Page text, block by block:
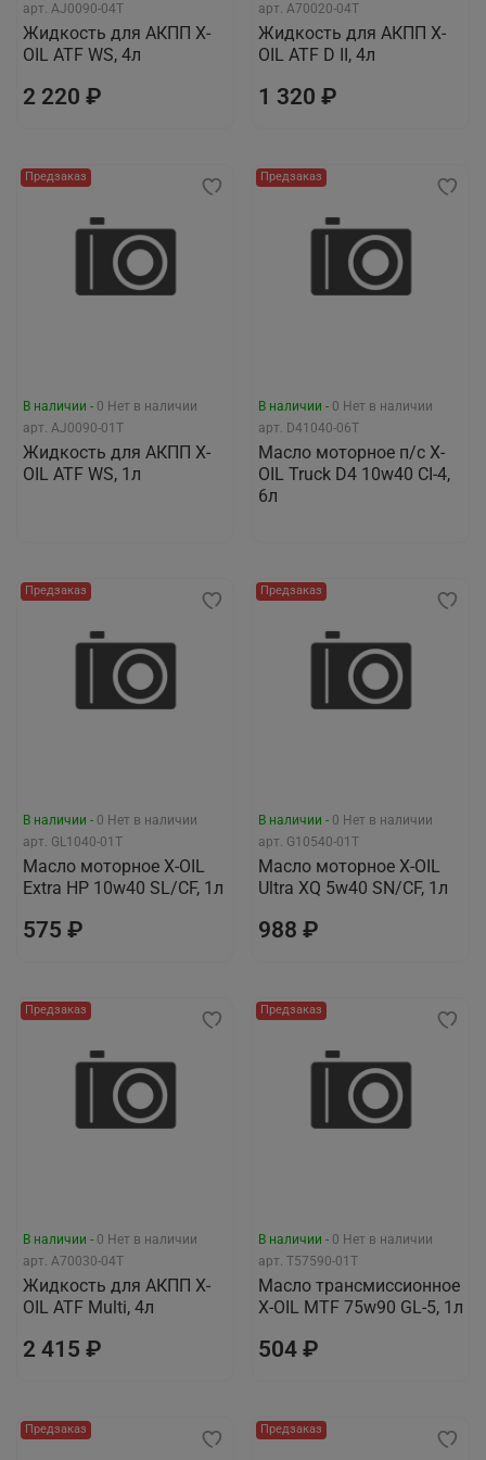
арт. AJ0090-04T
Жидкость для АКПП X-
OIL ATF WS, 4л
2 220 ₽
арт. A70020-04T
Жидкость для АКПП X-
OIL ATF D II, 4л
1 320 ₽
Предзаказ
В наличии - 0 Нет в наличии
арт. AJ0090-01T
Жидкость для АКПП X-
OIL ATF WS, 1л
Предзаказ
В наличии - 0 Нет в наличии
арт. D41040-06T
Масло моторное п/с X-
OIL Truck D4 10w40 CI-4,
6л
Предзаказ
В наличии - 0 Нет в наличии
арт. GL1040-01T
Масло моторное X-OIL
Extra HP 10w40 SL/CF, 1л
575 ₽
Предзаказ
В наличии - 0 Нет в наличии
арт. G10540-01T
Масло моторное X-OIL
Ultra XQ 5w40 SN/CF, 1л
988 ₽
Предзаказ
В наличии - 0 Нет в наличии
арт. A70030-04T
Жидкость для АКПП X-
OIL ATF Multi, 4л
2 415 ₽
Предзаказ
В наличии - 0 Нет в наличии
арт. T57590-01T
Масло трансмиссионное
X-OIL MTF 75w90 GL-5, 1л
504 ₽
Предзаказ Предзаказ